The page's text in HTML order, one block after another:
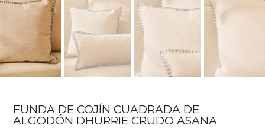
FUNDA DE COJÍN CUADRADA DE
ALGODÓN DHURRIE CRUDO ASANA